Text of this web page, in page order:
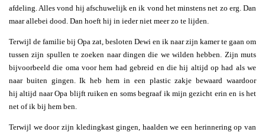
afdeling. Alles vond hij afschuwelijk en ik vond het minstens net zo erg. Dan
maar allebei dood. Dan hoeft hij in ieder niet meer zo te lijden.
Terwijl de familie bij Opa zat, besloten Dewi en ik naar zijn kamer te gaan om
tussen zijn spullen te zoeken naar dingen die we wilden hebben. Zijn muts
bijvoorbeeld die oma voor hem had gebreid en die hij altijd op had als we
naar buiten gingen. Ik heb hem in een plastic zakje bewaard waardoor
hij altijd naar Opa blijft ruiken en soms begraaf ik mijn gezicht erin en is het
net of ik bij hem ben.
Terwijl we door zijn kledingkast gingen, haalden we een herinnering op van